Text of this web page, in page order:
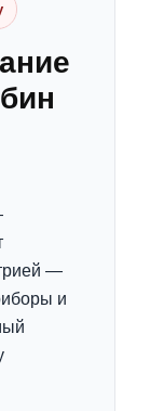
—
и